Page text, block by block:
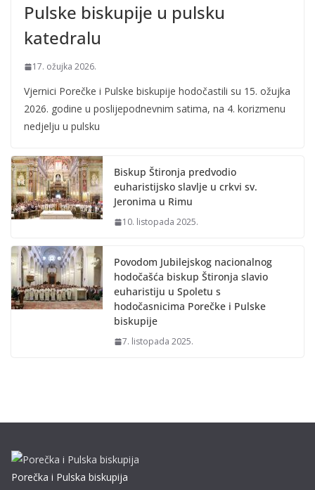
Pulske biskupije u pulsku
katedralu
17. ožujka 2026.
Vjernici Porečke i Pulske biskupije hodočastili su 15. ožujka
2026. godine u poslijepodnevnim satima, na 4. korizmenu
nedjelju u pulsku
Biskup Štironja predvodio
euharistijsko slavlje u crkvi sv.
Jeronima u Rimu
10. listopada 2025.
Povodom Jubilejskog nacionalnog
hodočašća biskup Štironja slavio
euharistiju u Spoletu s
hodočasnicima Porečke i Pulske
biskupije
7. listopada 2025.
Porečka i Pulska biskupija